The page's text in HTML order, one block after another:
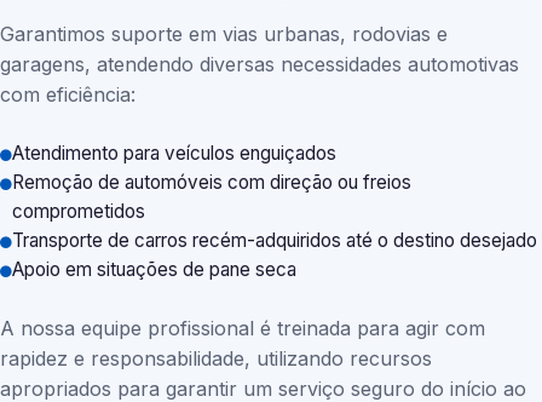
Garantimos suporte em vias urbanas, rodovias e
garagens, atendendo diversas necessidades automotivas
com eficiência:
Atendimento para veículos enguiçados
Remoção de automóveis com direção ou freios
comprometidos
Transporte de carros recém-adquiridos até o destino desejado
Apoio em situações de pane seca
A nossa equipe profissional é treinada para agir com
rapidez e responsabilidade, utilizando recursos
apropriados para garantir um serviço seguro do início ao